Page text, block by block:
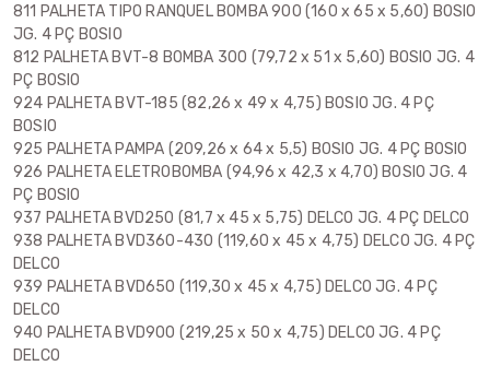
811 PALHETA TIPO RANQUEL BOMBA 900 (160 x 65 x 5,60) BOSIO
JG. 4 PÇ BOSIO
812 PALHETA BVT-8 BOMBA 300 (79,72 x 51 x 5,60) BOSIO JG. 4
PÇ BOSIO
924 PALHETA BVT-185 (82,26 x 49 x 4,75) BOSIO JG. 4 PÇ
BOSIO
925 PALHETA PAMPA (209,26 x 64 x 5,5) BOSIO JG. 4 PÇ BOSIO
926 PALHETA ELETROBOMBA (94,96 x 42,3 x 4,70) BOSIO JG. 4
PÇ BOSIO
937 PALHETA BVD250 (81,7 x 45 x 5,75) DELCO JG. 4 PÇ DELCO
938 PALHETA BVD360-430 (119,60 x 45 x 4,75) DELCO JG. 4 PÇ
DELCO
939 PALHETA BVD650 (119,30 x 45 x 4,75) DELCO JG. 4 PÇ
DELCO
940 PALHETA BVD900 (219,25 x 50 x 4,75) DELCO JG. 4 PÇ
DELCO